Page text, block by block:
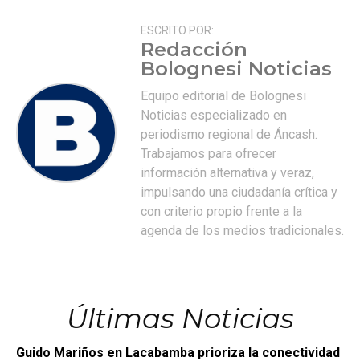
ESCRITO POR:
Redacción
Bolognesi Noticias
Equipo editorial de Bolognesi
Noticias especializado en
periodismo regional de Áncash.
Trabajamos para ofrecer
información alternativa y veraz,
impulsando una ciudadanía crítica y
con criterio propio frente a la
agenda de los medios tradicionales.
Últimas Noticias
Guido Mariños en Lacabamba prioriza la conectividad